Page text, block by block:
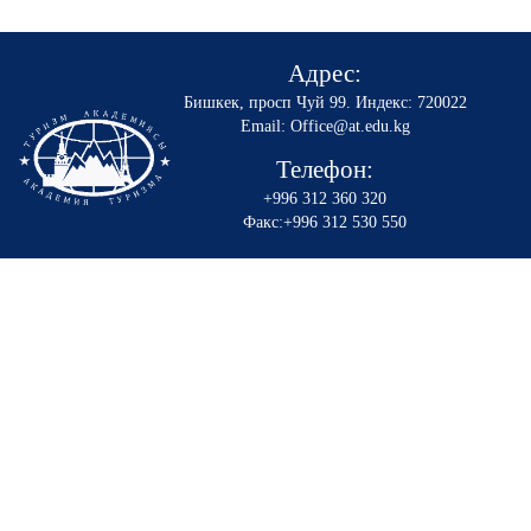
Адрес:
Бишкек, просп Чуй 99. Индекс: 720022
Email: Office@at.edu.kg
Телефон:
+996 312 360 320
Факс:+996 312 530 550